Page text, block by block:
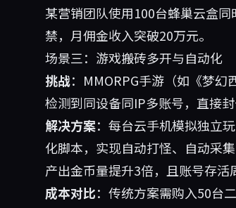
某营销团队使用100台蜂巢云盒
禁，月佣金收入突破20万元。
场景三：游戏搬砖多开与自动化
挑战：MMORPG手游（如《梦
检测到同设备同IP多账号，直接封
解决方案：每台云手机模拟独立
化脚本，实现自动打怪、自动采
产出金币量提升3倍，且账号存活
成本对比：传统方案需购入50台